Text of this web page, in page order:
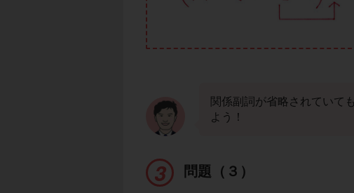
関係副詞が省略されていて
よう！
問題（３）